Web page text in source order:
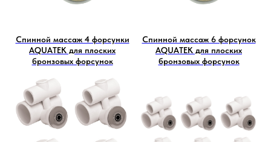
Спинной массаж 4 форсунки
AQUATEK для плоских
бронзовых форсунок
Спинной массаж 6 форсунок
AQUATEK для плоских
бронзовых форсунок